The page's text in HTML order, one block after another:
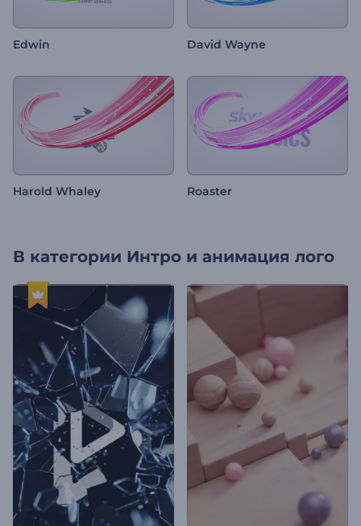
Edwin David Wayne
Harold Whaley Roaster
В категории Интро и анимация лого